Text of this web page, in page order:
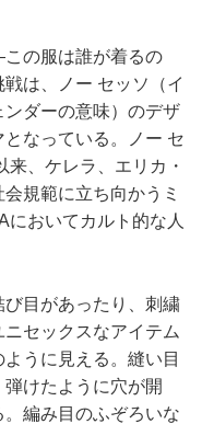
の服は誰が着るの
は、ノー セッソ（イ
ダーの意味）のデザ
なっている。ノー セ
、ケレラ、エリカ・
規範に立ち向かうミ
においてカルト的な人
目があったり、刺繍
セックスなアイテム
うに見える。縫い目
けたように穴が開
編み目のふぞろいな